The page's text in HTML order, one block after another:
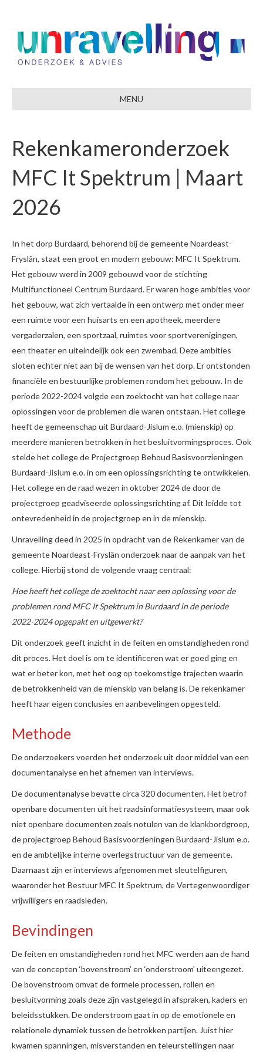
MENU
Rekenkameronderzoek
MFC It Spektrum | Maart
2026
In het dorp Burdaard, behorend bij de gemeente Noardeast-
Fryslân, staat een groot en modern gebouw: MFC It Spektrum.
Het gebouw werd in 2009 gebouwd voor de stichting
Multifunctioneel Centrum Burdaard. Er waren hoge ambities voor
het gebouw, wat zich vertaalde in een ontwerp met onder meer
een ruimte voor een huisarts en een apotheek, meerdere
vergaderzalen, een sportzaal, ruimtes voor sportverenigingen,
een theater en uiteindelijk ook een zwembad. Deze ambities
sloten echter niet aan bij de wensen van het dorp. Er ontstonden
financiële en bestuurlijke problemen rondom het gebouw. In de
periode 2022-2024 volgde een zoektocht van het college naar
oplossingen voor de problemen die waren ontstaan. Het college
heeft de gemeenschap uit Burdaard-Jislum e.o. (mienskip) op
meerdere manieren betrokken in het besluitvormingsproces. Ook
stelde het college de Projectgroep Behoud Basisvoorzieningen
Burdaard-Jislum e.o. in om een oplossingsrichting te ontwikkelen.
Het college en de raad wezen in oktober 2024 de door de
projectgroep geadviseerde oplossingsrichting af. Dit leidde tot
ontevredenheid in de projectgroep en in de mienskip.
Unravelling deed in 2025 in opdracht van de Rekenkamer van de
gemeente Noardeast-Fryslân onderzoek naar de aanpak van het
college. Hierbij stond de volgende vraag centraal:
Hoe heeft het college de zoektocht naar een oplossing voor de
problemen rond MFC It Spektrum in Burdaard in de periode
2022-2024 opgepakt en uitgewerkt?
Dit onderzoek geeft inzicht in de feiten en omstandigheden rond
dit proces. Het doel is om te identificeren wat er goed ging en
wat er beter kon, met het oog op toekomstige trajecten waarin
de betrokkenheid van de mienskip van belang is. De rekenkamer
heeft haar eigen conclusies en aanbevelingen opgesteld.
Methode
De onderzoekers voerden het onderzoek uit door middel van een
documentanalyse en het afnemen van interviews.
De documentanalyse bevatte circa 320 documenten. Het betrof
openbare documenten uit het raadsinformatiesysteem, maar ook
niet openbare documenten zoals notulen van de klankbordgroep,
de projectgroep Behoud Basisvoorzieningen Burdaard-Jislum e.o.
en de ambtelijke interne overlegstructuur van de gemeente.
Daarnaast zijn er interviews afgenomen met sleutelfiguren,
waaronder het Bestuur MFC It Spektrum, de Vertegenwoordiger
vrijwilligers en raadsleden.
Bevindingen
De feiten en omstandigheden rond het MFC werden aan de hand
van de concepten ‘bovenstroom’ en ‘onderstroom’ uiteengezet.
De bovenstroom omvat de formele processen, rollen en
besluitvorming zoals deze zijn vastgelegd in afspraken, kaders en
beleidsstukken. De onderstroom gaat in op de emotionele en
relationele dynamiek tussen de betrokken partijen. Juist hier
kwamen spanningen, misverstanden en teleurstellingen naar